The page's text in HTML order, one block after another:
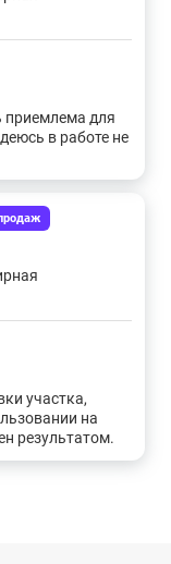
приемлема для
в работе не
участка,
на
результатом.